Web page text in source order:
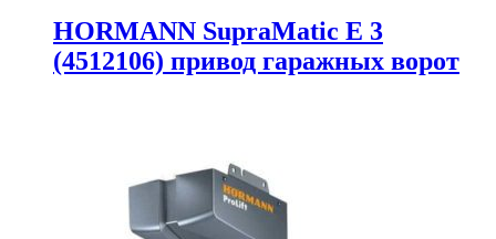
HORMANN SupraMatic E 3
(4512106) привод гаражных ворот